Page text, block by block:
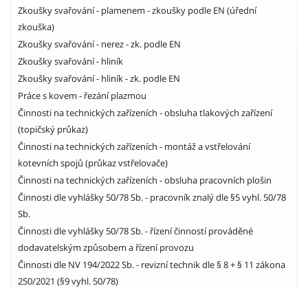
Zkoušky svařování - plamenem - zkoušky podle EN (úřední
zkouška)
Zkoušky svařování - nerez - zk. podle EN
Zkoušky svařování - hliník
Zkoušky svařování - hliník - zk. podle EN
Práce s kovem - řezání plazmou
Činnosti na technických zařízeních - obsluha tlakových zařízení
(topičský průkaz)
Činnosti na technických zařízeních - montáž a vstřelování
kotevních spojů (průkaz vstřelovače)
Činnosti na technických zařízeních - obsluha pracovních plošin
Činnosti dle vyhlášky 50/78 Sb. - pracovník znalý dle §5 vyhl. 50/78
Sb.
Činnosti dle vyhlášky 50/78 Sb. - řízení činností prováděné
dodavatelským způsobem a řízení provozu
Činnosti dle NV 194/2022 Sb. - revizní technik dle § 8 + § 11 zákona
250/2021 (§9 vyhl. 50/78)